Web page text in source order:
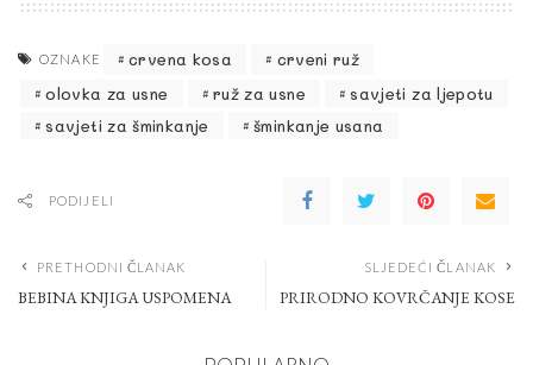
OZNAKE crvena kosa
crveni ruž
olovka za usne
ruž za usne
savjeti za ljepotu
savjeti za šminkanje
šminkanje usana
PODIJELI
PRETHODNI ČLANAK
BEBINA KNJIGA USPOMENA
SLJEDEĆI ČLANAK
PRIRODNO KOVRČANJE KOSE